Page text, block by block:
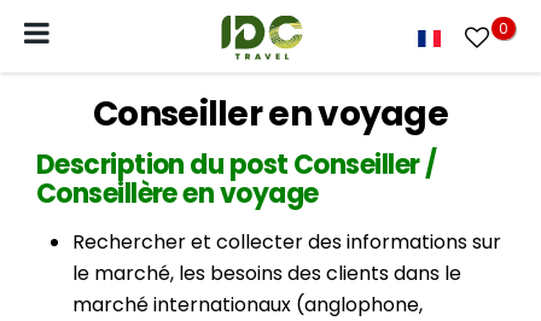
0
Conseiller en voyage
Description du post Conseiller /
Conseillère en voyage
Rechercher et collecter des informations sur
le marché, les besoins des clients dans le
marché internationaux (anglophone,